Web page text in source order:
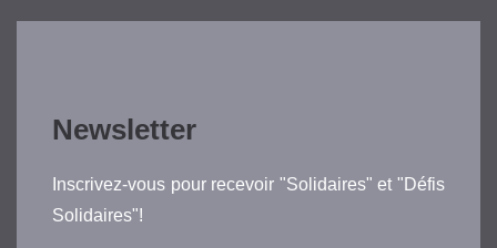
Newsletter
Inscrivez-vous pour recevoir "Solidaires" et "Défis
Solidaires"!